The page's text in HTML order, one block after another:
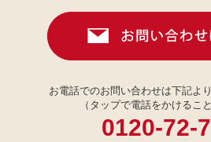
お電話でのお問い合わせは下記よ
（タップで電話をかけるこ
0120-72-